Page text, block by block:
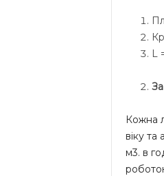
L
Кожна
віку
м3. в